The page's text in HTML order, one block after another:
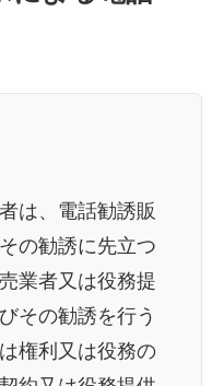
は、電話勧誘販
の勧誘に先立つ
業者又は役務提
その勧誘を行う
権利又は役務の